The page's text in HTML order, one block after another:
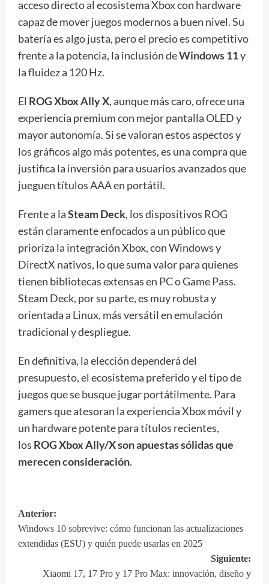
acceso directo al ecosistema Xbox con hardware
capaz de mover juegos modernos a buen nivel. Su
batería es algo justa, pero el precio es competitivo
frente a la potencia, la inclusión deWindows 11y
la fluidez a 120 Hz.
El ROG Xbox Ally X, aunque más caro, ofrece una
experiencia premium con mejor pantalla OLED y
mayor autonomía. Si se valoran estos aspectos y
los gráficos algo más potentes, es una compra que
justifica la inversión para usuarios avanzados que
jueguen títulos AAA en portátil.
Frente a laSteam Deck, los dispositivos ROG
están claramente enfocados a un público que
prioriza la integración Xbox, con Windows y
DirectX nativos, lo que suma valor para quienes
tienen bibliotecas extensas en PC o Game Pass.
Steam Deck, por su parte, es muy robusta y
orientada a Linux, más versátil en emulación
tradicional y despliegue.
En definitiva, la elección dependerá del
presupuesto, el ecosistema preferido y el tipo de
juegos que se busque jugar portátilmente. Para
gamers que atesoran la experiencia Xbox móvil y
un hardware potente para títulos recientes,
los ROG Xbox Ally/X son apuestas sólidas que
merecen consideración.
Navegación
de
Anterior:
Windows 10 sobrevive: cómo funcionan las actualizaciones
extendidas (ESU) y quién puede usarlas en 2025
Siguiente:
Xiaomi 17, 17 Pro y 17 Pro Max: innovación, diseño y